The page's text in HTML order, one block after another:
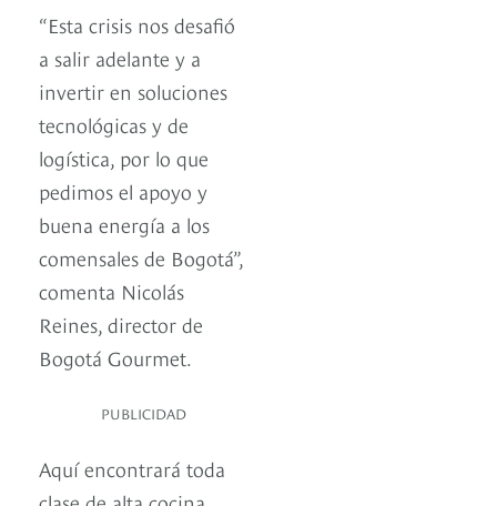
“Esta crisis nos desafió
a salir adelante y a
invertir en soluciones
tecnológicas y de
logística, por lo que
pedimos el apoyo y
buena energía a los
comensales de Bogotá”,
comenta Nicolás
Reines, director de
Bogotá Gourmet.
PUBLICIDAD
Aquí encontrará toda